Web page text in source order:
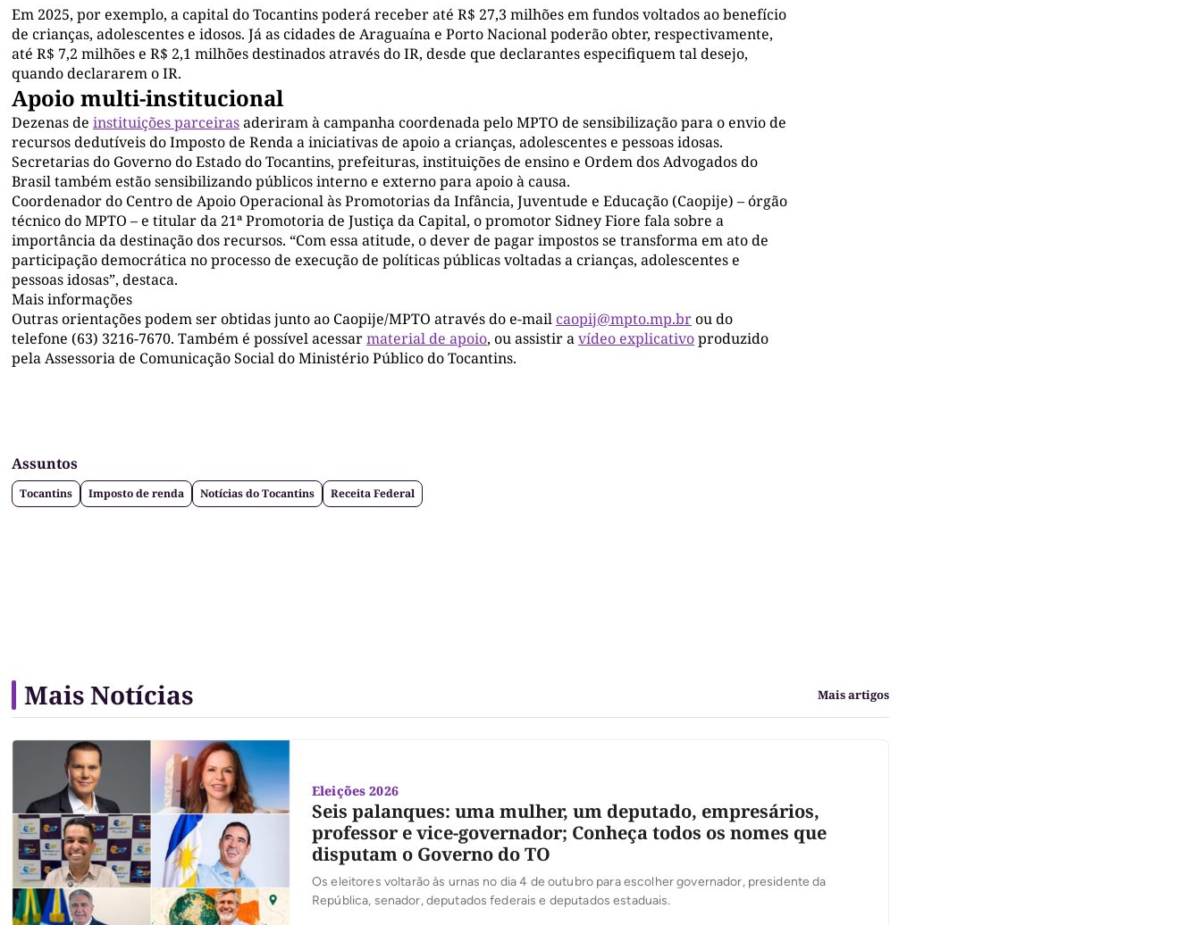
Em 2025, por exemplo, a capital do Tocantins poderá receber até R$ 27,3 milhões em fundos voltados ao benefício
de crianças, adolescentes e idosos. Já as cidades de Araguaína e Porto Nacional poderão obter, respectivamente,
até R$ 7,2 milhões e R$ 2,1 milhões destinados através do IR, desde que declarantes especifiquem tal desejo,
quando declararem o IR.
Apoio multi-institucional
Dezenas de instituições parceirasaderiram à campanha coordenada pelo MPTO de sensibilização para o envio de
recursos dedutíveis do Imposto de Renda a iniciativas de apoio a crianças, adolescentes e pessoas idosas.
Secretarias do Governo do Estado do Tocantins, prefeituras, instituições de ensino e Ordem dos Advogados do
Brasil também estão sensibilizando públicos interno e externo para apoio à causa.
Coordenador do Centro de Apoio Operacional às Promotorias da Infância, Juventude e Educação (Caopije) – órgão
técnico do MPTO – e titular da 21ª Promotoria de Justiça da Capital, o promotor Sidney Fiore fala sobre a
importância da destinação dos recursos. “Com essa atitude, o dever de pagar impostos se transforma em ato de
participação democrática no processo de execução de políticas públicas voltadas a crianças, adolescentes e
pessoas idosas”, destaca.
Mais informações
Outras orientações podem ser obtidas junto ao Caopije/MPTO através do e-mail caopij@mpto.mp.brou do
telefone (63) 3216-7670. Também é possível acessarmaterial de apoio, ou assistir avídeo explicativoproduzido
pela Assessoria de Comunicação Social do Ministério Público do Tocantins.
Assuntos
Tocantins Imposto de renda Notícias do Tocantins Receita Federal
Mais Notícias Mais artigos
Eleições 2026
Seis palanques: uma mulher, um deputado, empresários,
professor e vice-governador; Conheça todos os nomes que
disputam o Governo do TO
Os eleitores voltarão às urnas no dia 4 de outubro para escolher governador, presidente da
República, senador, deputados federais e deputados estaduais.